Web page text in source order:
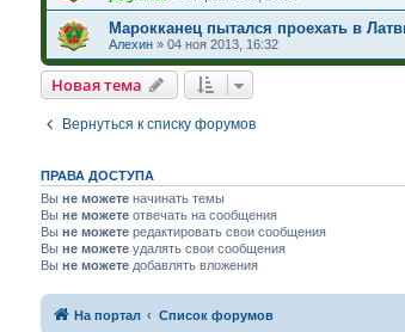
Марокканец пытался проехать в
Алехин» 04 ноя 2013, 16:32
Новая тема
Вернуться к списку форумов
ПРАВА ДОСТУПА
Вы не можетеначинать темы
Вы не можетеотвечать на сообщения
Вы не можетередактировать свои сообщения
Вы не можетеудалять свои сообщения
Вы не можетедобавлять вложения
На портал Список форумов